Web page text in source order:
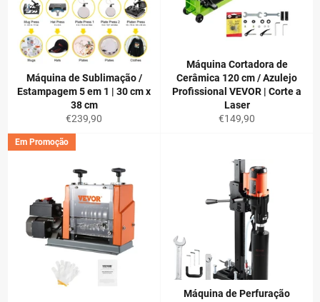
Máquina de Sublimação /
Estampagem 5 em 1 | 30 cm x
38 cm
Preço
normal
€239,90
Máquina Cortadora de
Cerâmica 120 cm / Azulejo
Profissional VEVOR | Corte a
Laser
Preço
€149,90
Em Promoção
Máquina de Perfuração